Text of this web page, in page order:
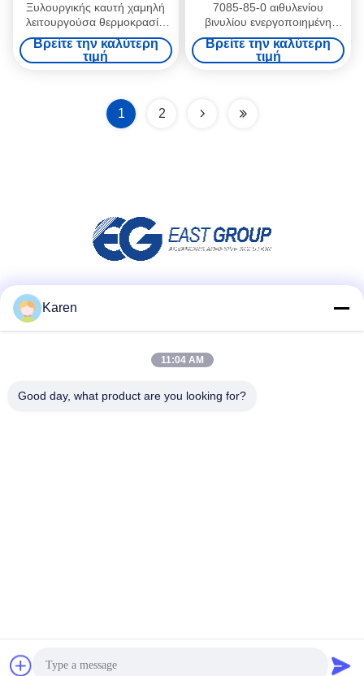
Ξυλουργικής καυτή χαμηλή
λειτουργούσα θερμοκρασία
7085-85-0 κόλλας λειωμένων
μετάλλων συγκολλητική
Βρείτε την καλύτερη
τιμή
7085-85-0 αιθυλενίου
βινυλίου ενεργοποιημένη
θερμότητα κόλλα
πολυουρεθάνιου οξικού
άλατος συγκολλητική κίτρινη
Βρείτε την καλύτερη
τιμή
1 2
Προμηθευτής. 2022-2026 Wuxi East Group Trading Co.,Ltd Όλα.
Όλα τα δικαιώματα διατηρούνται.
Karen
11:04 AM
Good day, what product are you looking for?